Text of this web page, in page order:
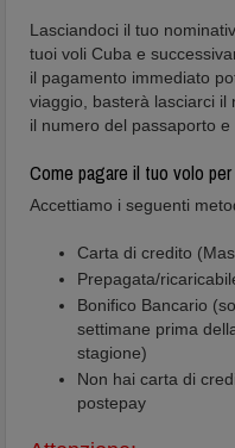
Lasciandoci il tuo
tuoi voli Cuba e
il pagamento immediato
viaggio, basterà lasciarci
il numero del passaporto e
Come pagare il tuo volo per
Accettiamo i seguenti
Carta di credito
Prepagata/
Bonifico Bancario
settimane prima
stagione)
Non hai carta di
postepay